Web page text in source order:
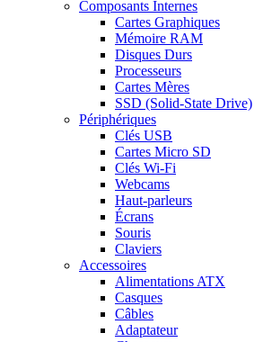
Composants Internes
Cartes Graphiques
Mémoire RAM
Disques Durs
Processeurs
Cartes Mères
SSD (Solid-State Drive)
Périphériques
Clés USB
Cartes Micro SD
Clés Wi-Fi
Webcams
Haut-parleurs
Écrans
Souris
Claviers
Accessoires
Alimentations ATX
Casques
Câbles
Adaptateur